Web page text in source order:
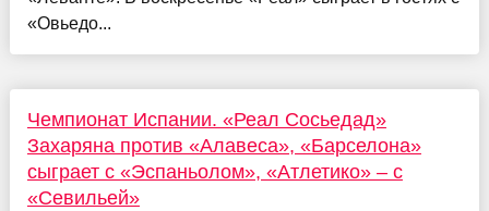
«Овьедо...
Чемпионат Испании. «Реал Сосьедад»
Захаряна против «Алавеса», «Барселона»
сыграет с «Эспаньолом», «Атлетико» – с
«Севильей»